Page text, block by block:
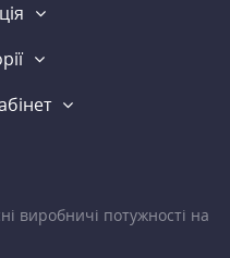
виробничі потужності на